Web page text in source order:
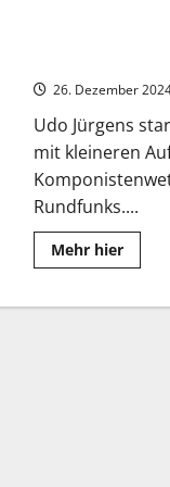
26. Dezember
Udo Jürgens
mit kleineren
Rundfunks....
Mehr hierRead
more